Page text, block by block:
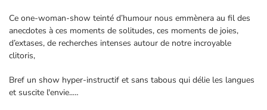
Ce one-woman-show teinté d’humour nous emmènera au fil des
anecdotes à ces moments de solitudes, ces moments de joies,
d’extases, de recherches intenses autour de notre incroyable
clitoris,
Bref un show hyper-instructif et sans tabous qui délie les langues
et suscite l'envie..…